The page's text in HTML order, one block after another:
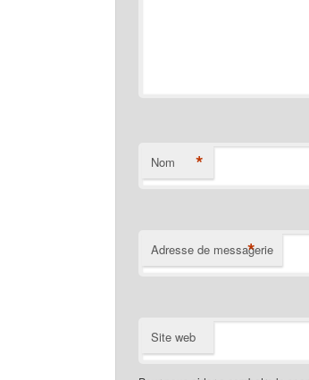
Nom *
Adresse de messagerie
*
Site web